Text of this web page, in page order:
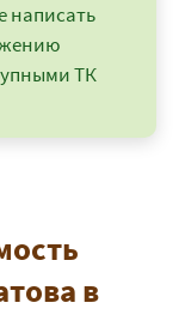
написать
ТК
в